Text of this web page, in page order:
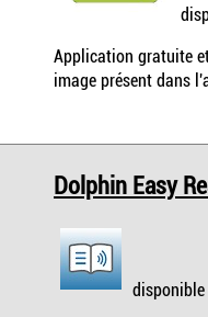
Application gratuite
image présent dans
Dolphin Easy